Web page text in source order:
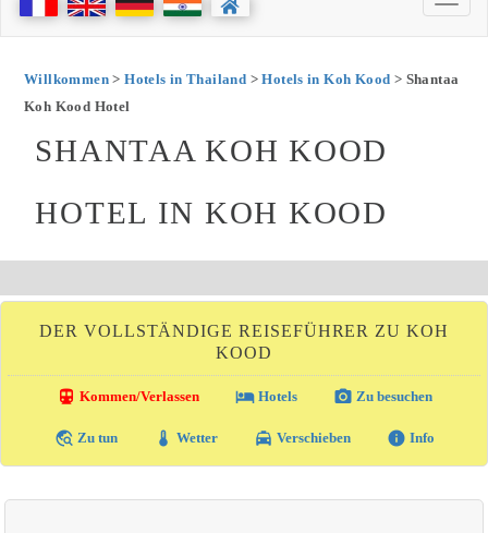
Willkommen>Hotels in Thailand >Hotels in Koh Kood > Shantaa
Koh Kood Hotel
SHANTAA KOH KOOD
HOTEL IN KOH KOOD
DER VOLLSTÄNDIGE REISEFÜHRER ZU KOH
KOOD
directions_transit Kommen/Verlassen local_hotelHotels photo_camera Zu besuchen
travel_explore Zu tun thermostat Wetter local_taxi Verschieben info Info